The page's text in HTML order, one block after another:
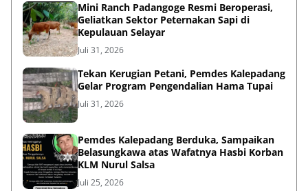
‎Mini Ranch Padangoge Resmi Beroperasi,
Geliatkan Sektor Peternakan Sapi di
Kepulauan Selayar ‎
Juli 31, 2026
Tekan Kerugian Petani, Pemdes Kalepadang
Gelar Program Pengendalian Hama Tupai
Juli 31, 2026
Pemdes Kalepadang Berduka, Sampaikan
Belasungkawa atas Wafatnya Hasbi Korban
KLM Nurul Salsa
Juli 25, 2026